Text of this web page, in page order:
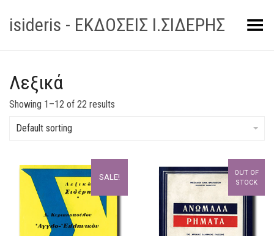
isideris - ΕΚΔΟΣΕΙΣ Ι.ΣΙΔΕΡΗΣToggle Menu
Λεξικά
Showing 1–12 of 22 results
Default sorting
SALE!
OUT OF
STOCK